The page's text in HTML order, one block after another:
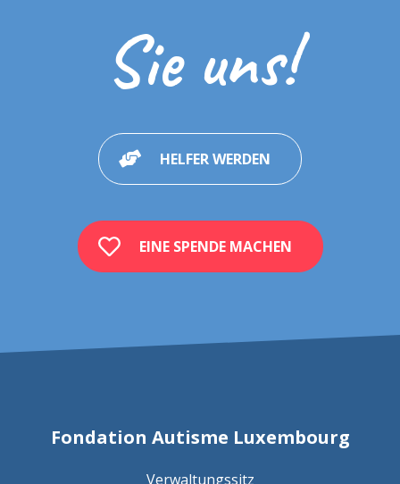
Sie uns!
HELFER WERDEN
EINE SPENDE MACHEN
Fondation Autisme Luxembourg
Verwaltungssitz